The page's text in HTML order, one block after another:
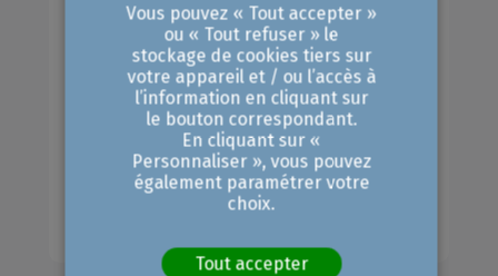
L'énergie représente l’un des premiers
postes de coûts des industries
manufacturières. Et pourtant,
nombreuses sont les entreprises qui
Vous pouvez « Tout accepter »
ou « Tout refuser » le
stockage de cookies tiers sur
votre appareil et / ou l’accès à
l’information en cliquant sur
le bouton correspondant.
En cliquant sur «
Personnaliser », vous pouvez
également paramétrer votre
choix.
Tout accepter